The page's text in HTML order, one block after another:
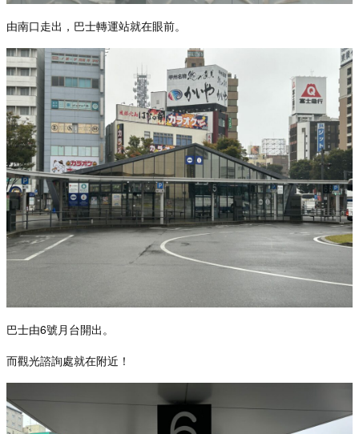
由南口走出，巴士轉運站就在眼前。
巴士由6號月台開出。
而觀光諮詢處就在附近！